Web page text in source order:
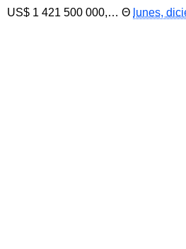
US$ 1 421 500 000,…
lunes,